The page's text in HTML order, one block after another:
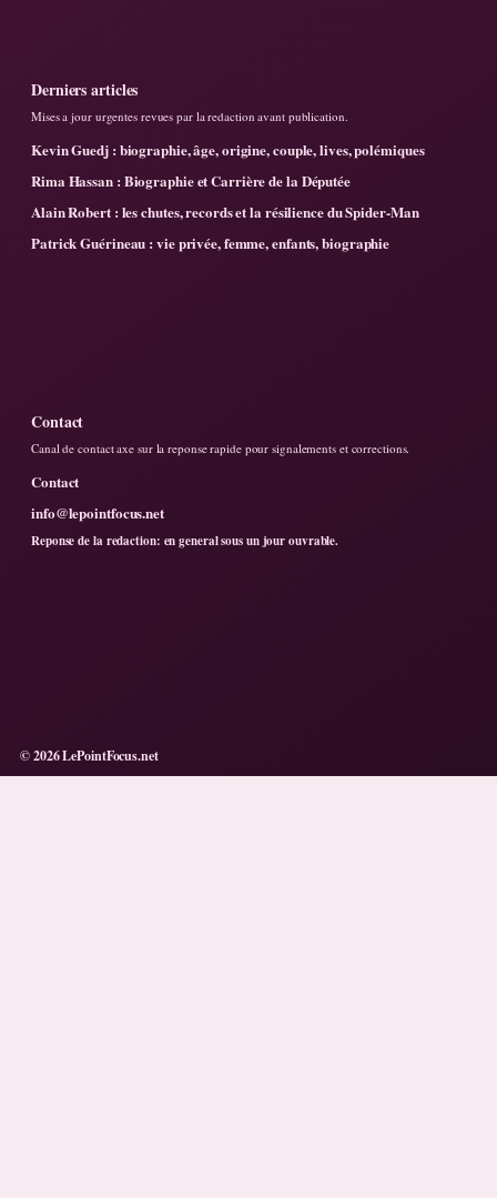
Derniers articles
Mises a jour urgentes revues par la redaction avant publication.
Kevin Guedj : biographie, âge, origine, couple, lives, polémiques
Rima Hassan : Biographie et Carrière de la Députée
Alain Robert : les chutes, records et la résilience du Spider-Man
Patrick Guérineau : vie privée, femme, enfants, biographie
Contact
Canal de contact axe sur la reponse rapide pour signalements et corrections.
Contact
info@lepointfocus.net
Reponse de la redaction: en general sous un jour ouvrable.
© 2026 LePointFocus.net